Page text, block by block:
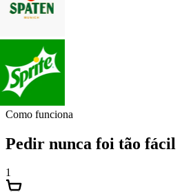
Como funciona
Pedir nunca foi tão fácil
1